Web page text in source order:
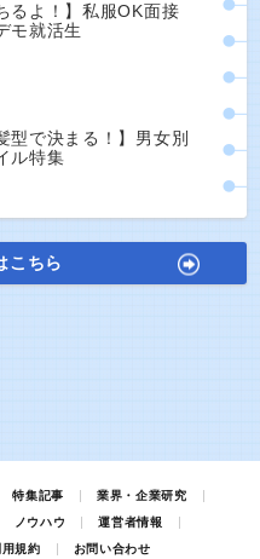
るよ！】私服OK面接
モ就活生
型で決まる！】男女別
ル特集
こちら
特集記事
業界・企業研究
ノウハウ
運営者情報
用規約 お問い合わせ